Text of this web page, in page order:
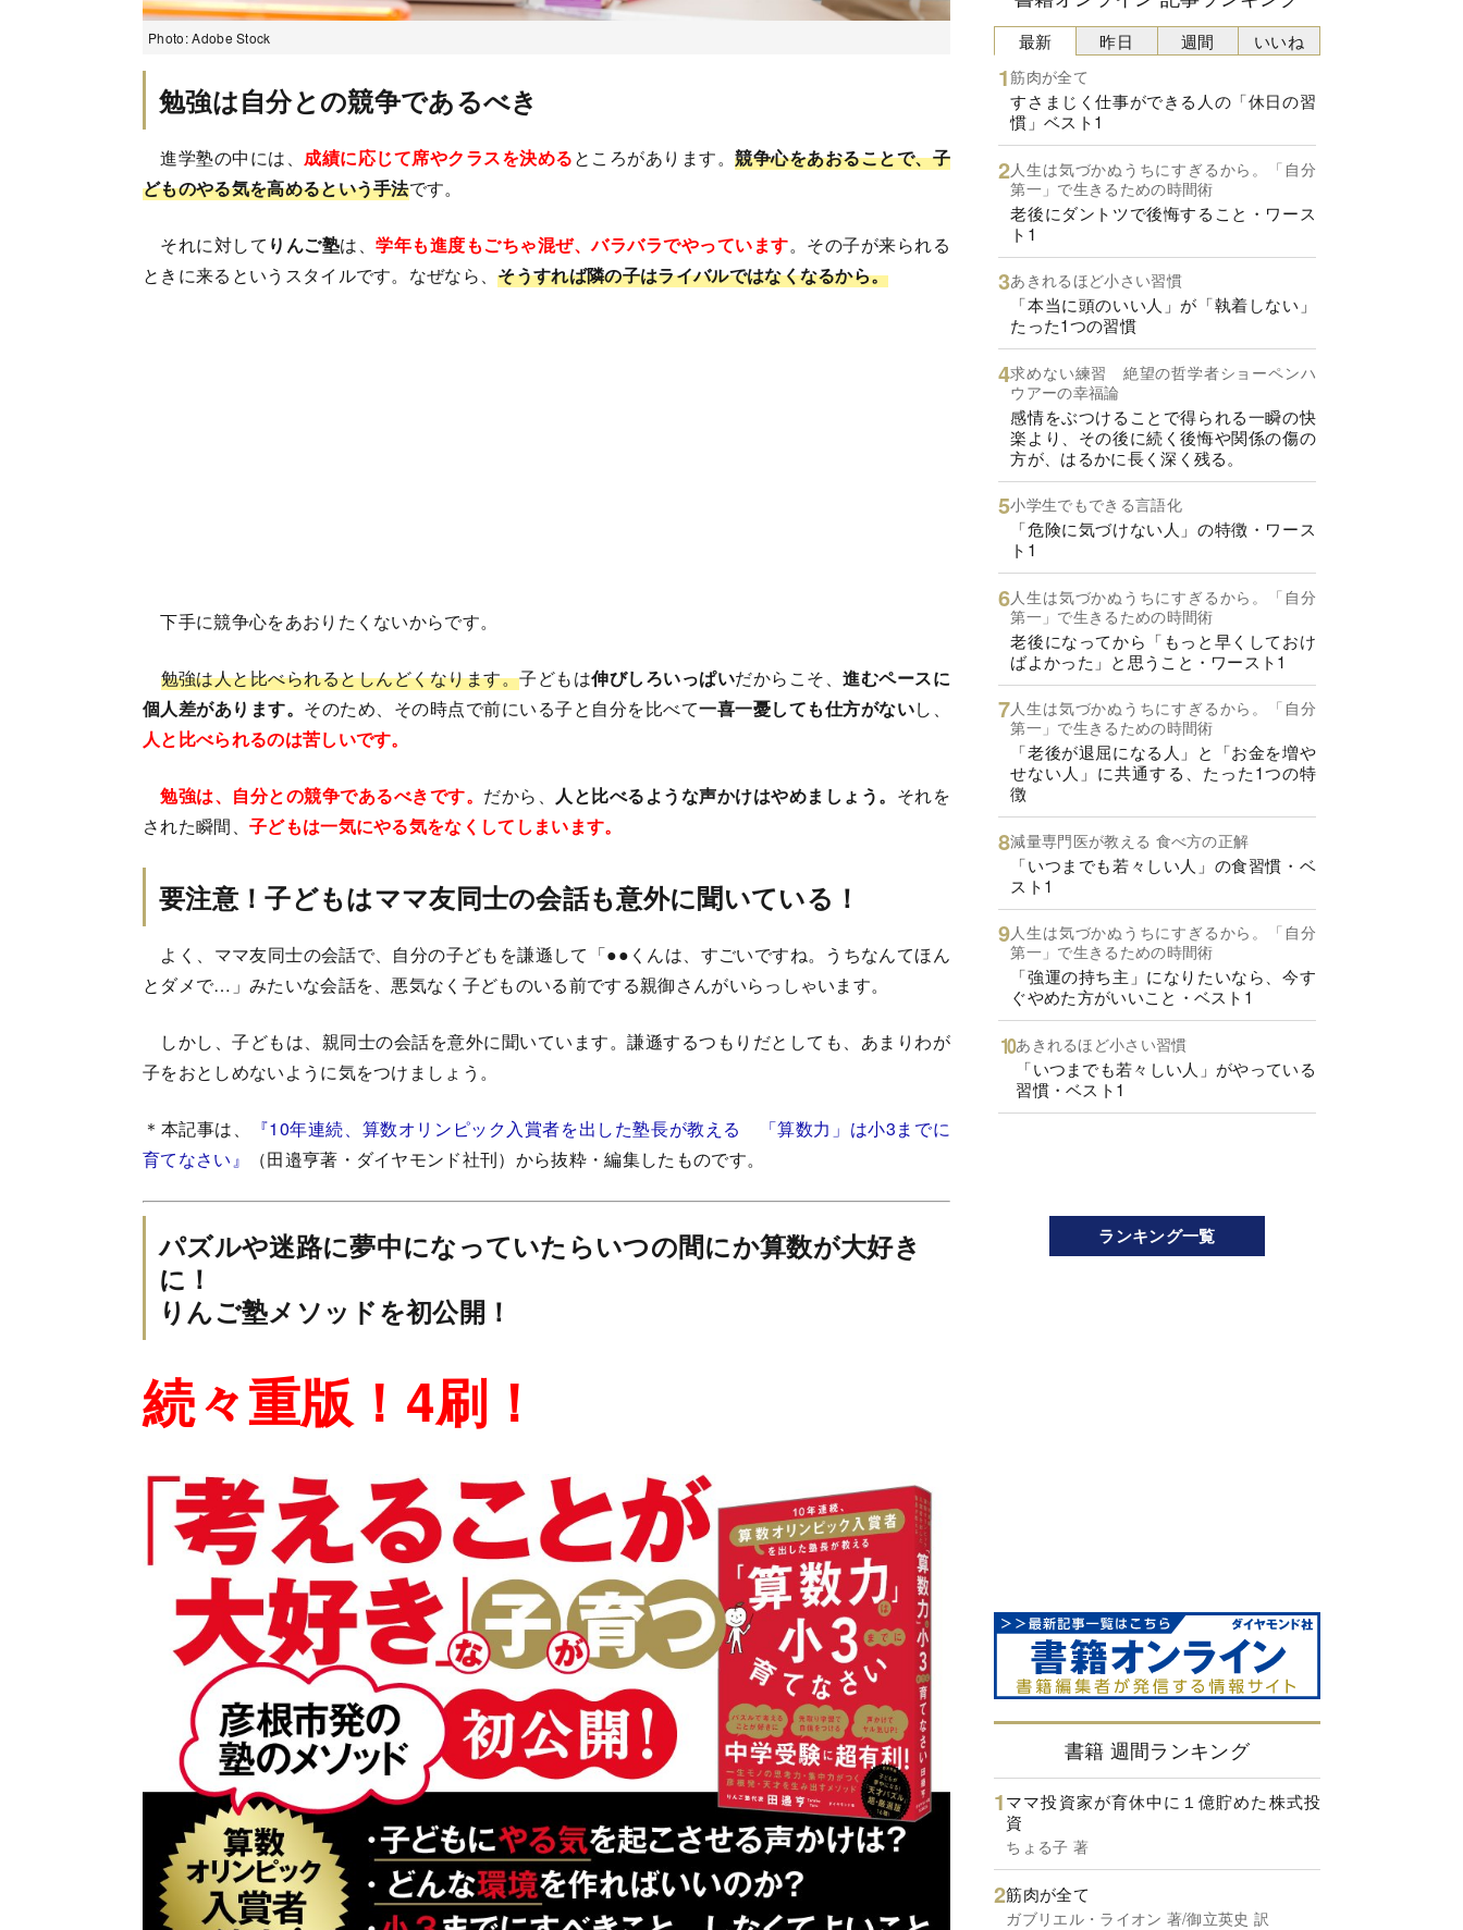
Photo: Adobe Stock
勉強は自分との競争であるべき
進学塾の中には、成績に応じて席やクラスを決めるところがあります。競争心をあおることで、子
どものやる気を高めるという手法です。
それに対して りんご塾は、学年も進度もごちゃ混ぜ、バラバラでやっています。その子が来られる
ときに来るというスタイルです。なぜなら、そうすれば隣の子はライバルではなくなるから。
下手に競争心をあおりたくないからです。
勉強は人と比べられるとしんどくなります。子どもは伸びしろいっぱいだからこそ、進むペースに
個人差があります。 そのため、その時点で前にいる子と自分を比べて一喜一憂しても仕方がないし、
人と比べられるのは苦しいです。
勉強は、自分との競争であるべきです。 だから、 人と比べるような声かけはやめましょう。 それを
された瞬間、 子どもは一気にやる気をなくしてしまいます。
要注意！子どもはママ友同士の会話も意外に聞いている！
よく、ママ友同士の会話で、自分の子どもを謙遜して「●●くんは、すごいですね。うちなんてほん
とダメで…」みたいな会話を、悪気なく子どものいる前でする親御さんがいらっしゃいます。
しかし、子どもは、親同士の会話を意外に聞いています。謙遜するつもりだとしても、あまりわが
子をおとしめないように気をつけましょう。
＊本記事は、
『10年連続、算数オリンピック入賞者を出した塾長が教える 「算数力」は小3までに
育てなさい』
（田邉亨著・ダイヤモンド社刊）から抜粋・編集したものです。
パズルや迷路に夢中になっていたらいつの間にか算数が大好き
に！
りんご塾メソッドを初公開！
続々重版！4刷！
最新
筋肉が全て
すさまじく仕事ができる人の「休日の習
慣」ベスト1
人生は気づかぬうちにすぎるから。「自分
第一」で生きるための時間術
老後にダントツで後悔すること・ワース
ト1
あきれるほど小さい習慣
「本当に頭のいい人」が「執着しない」
たった1つの習慣
求めない練習 絶望の哲学者ショーペンハ
ウアーの幸福論
感情をぶつけることで得られる一瞬の快
楽より、その後に続く後悔や関係の傷の
方が、はるかに長く深く残る。
小学生でもできる言語化
「危険に気づけない人」の特徴・ワース
ト1
人生は気づかぬうちにすぎるから。「自分
第一」で生きるための時間術
老後になってから「もっと早くしておけ
ばよかった」と思うこと・ワースト1
人生は気づかぬうちにすぎるから。「自分
第一」で生きるための時間術
「老後が退屈になる人」と「お金を増や
せない人」に共通する、たった1つの特
徴
減量専門医が教える 食べ方の正解
「いつまでも若々しい人」の食習慣・ベ
スト1
人生は気づかぬうちにすぎるから。「自分
第一」で生きるための時間術
「強運の持ち主」になりたいなら、今す
ぐやめた方がいいこと・ベスト1
あきれるほど小さい習慣
「いつまでも若々しい人」がやっている
習慣・ベスト1
昨日 週間 いいね
ランキング一覧
書籍 週間ランキング
ママ投資家が育休中に１億貯めた株式投
資
ちょる子 著
筋肉が全て
ガブリエル・ライオン 著/御立英史 訳